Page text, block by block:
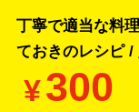
丁寧で適当な料
ておきのレシピ
¥300